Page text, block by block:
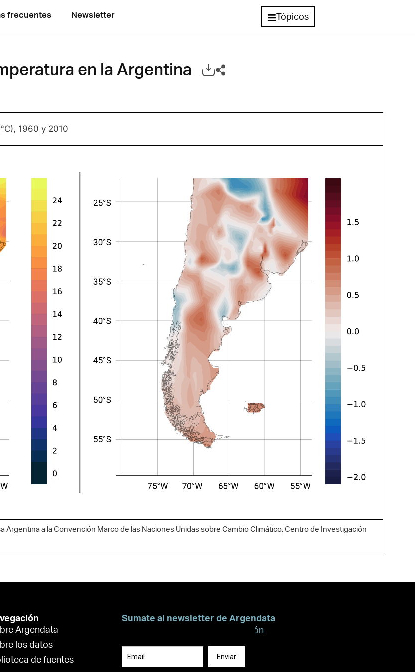
frecuentes Newsletter Tópicos
en la Argentina
1960 y 2010
Argentina a la Convención Marco de las Naciones Unidas sobre Cambio Climático, Centro de Investigación
Argendata
los datos
de fuentes
Sumate al newsletter de Argendata
Suscribite para recibir información
Enviar